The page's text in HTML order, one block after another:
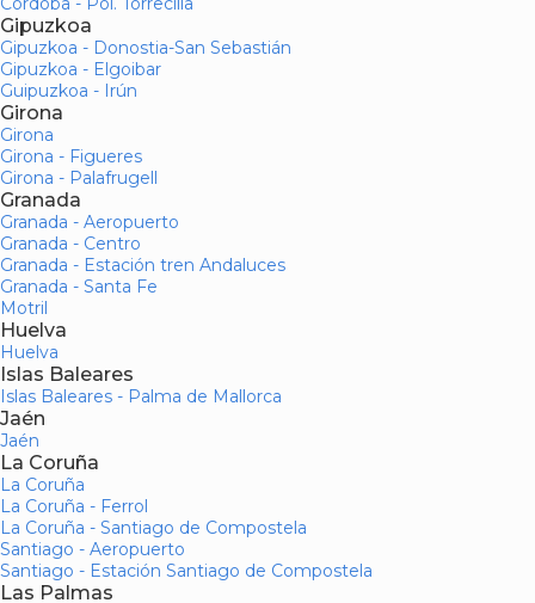
Gipuzkoa
Gipuzkoa - Donostia-San Sebastián
Gipuzkoa - Elgoibar
Guipuzkoa - Irún
Girona
Girona
Girona - Figueres
Girona - Palafrugell
Granada
Granada - Aeropuerto
Granada - Centro
Granada - Estación tren Andaluces
Granada - Santa Fe
Motril
Huelva
Huelva
Islas Baleares
Islas Baleares - Palma de Mallorca
Jaén
Jaén
La Coruña
La Coruña
La Coruña - Ferrol
La Coruña - Santiago de Compostela
Santiago - Aeropuerto
Santiago - Estación Santiago de Compostela
Las Palmas